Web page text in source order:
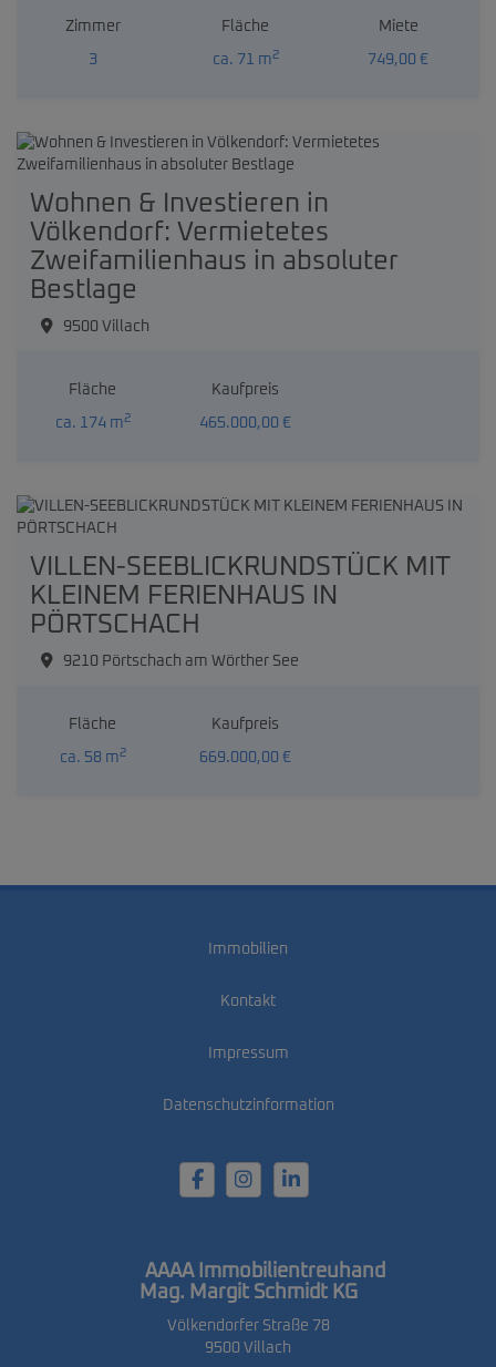
Zimmer
3
Fläche
ca. 71 m2
Miete
749,00 €
Wohnen & Investieren in
Völkendorf: Vermietetes
Zweifamilienhaus in absoluter
Bestlage
9500 Villach
Fläche
ca. 174 m2
Kaufpreis
465.000,00 €
VILLEN-SEEBLICKRUNDSTÜCK MIT
KLEINEM FERIENHAUS IN
PÖRTSCHACH
9210 Pörtschach am Wörther See
Fläche
ca. 58 m2
Kaufpreis
669.000,00 €
Immobilien
Kontakt
Impressum
Datenschutzinformation
AAAA Immobilientreuhand
Mag. Margit Schmidt KG
Völkendorfer Straße 78
9500 Villach